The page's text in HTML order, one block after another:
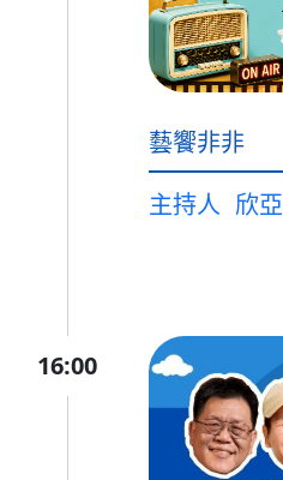
藝饗非非
主持人 欣亞
16:00